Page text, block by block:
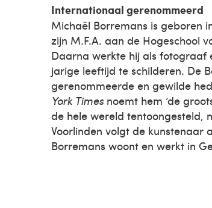
Internationaal gerenommeerd
Michaël Borremans is geboren
zijn M.F.A. aan de Hogeschool
Daarna werkte hij als fotograaf
jarige leeftijd te schilderen. De
gerenommeerde en gewilde
York Times noemt hem ‘de
de hele wereld tentoongesteld,
Voorlinden volgt de kunstenaar
Borremans woont en werkt in